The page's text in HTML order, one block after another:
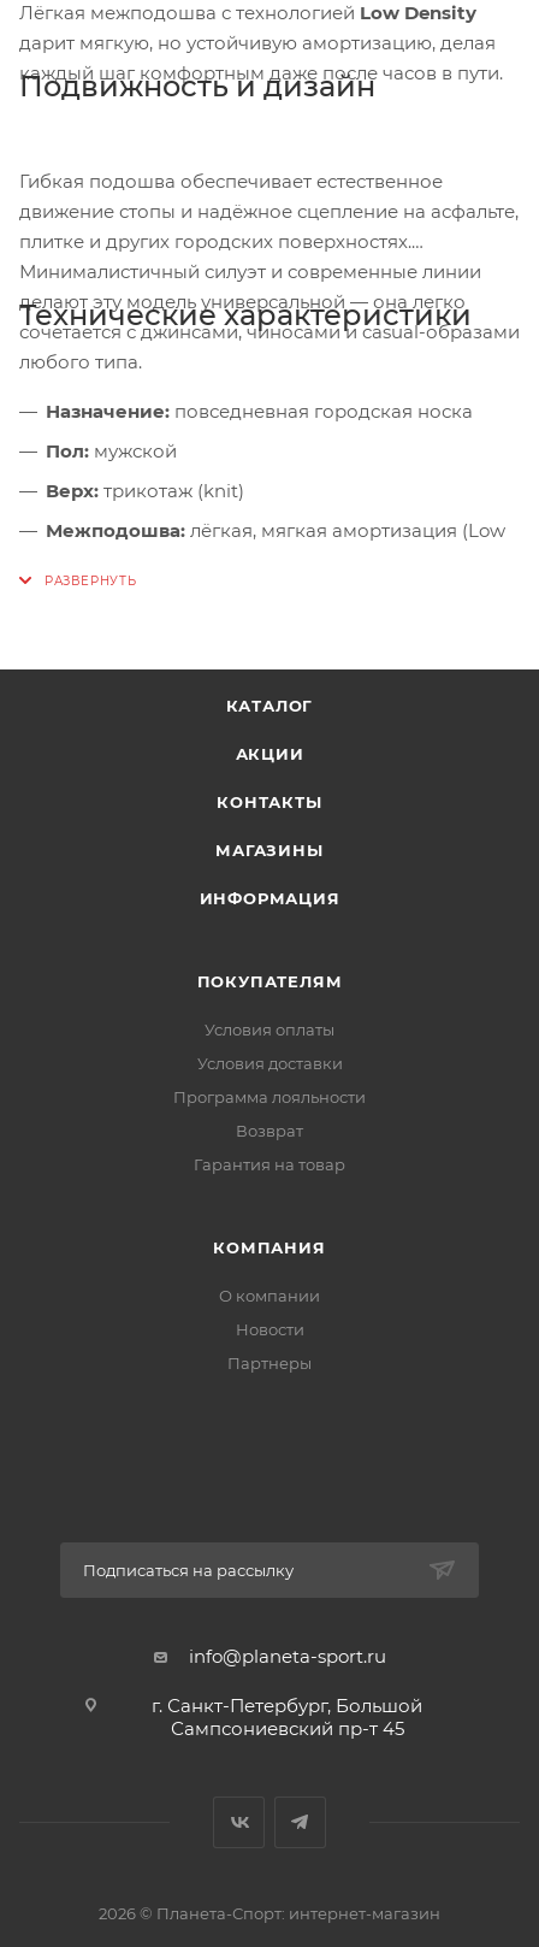
Лёгкая межподошва с технологией Low Density
дарит мягкую, но устойчивую амортизацию, делая
каждый шаг комфортным даже после часов в пути.
Подвижность и дизайн
Гибкая подошва обеспечивает естественное
движение стопы и надёжное сцепление на асфальте,
плитке и других городских поверхностях.
Минималистичный силуэт и современные линии
делают эту модель универсальной — она легко
сочетается с джинсами, чиносами и casual-образами
любого типа.
Технические характеристики
Назначение: повседневная городская носка
Пол: мужской
Верх: трикотаж (knit)
Межподошва: лёгкая, мягкая амортизация (Low
верх, современный дизайн
КАТАЛОГ
АКЦИИ
КОНТАКТЫ
МАГАЗИНЫ
ИНФОРМАЦИЯ
ПОКУПАТЕЛЯМ
Условия оплаты
Условия доставки
Программа лояльности
Возврат
Гарантия на товар
КОМПАНИЯ
О компании
Новости
Партнеры
Подписаться на рассылку
info@planeta-sport.ru
г. Санкт-Петербург, Большой
Сампсониевский пр-т 45
2026 © Планета-Спорт: интернет-магазин